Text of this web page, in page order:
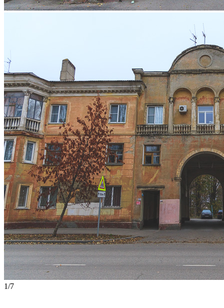
1/7